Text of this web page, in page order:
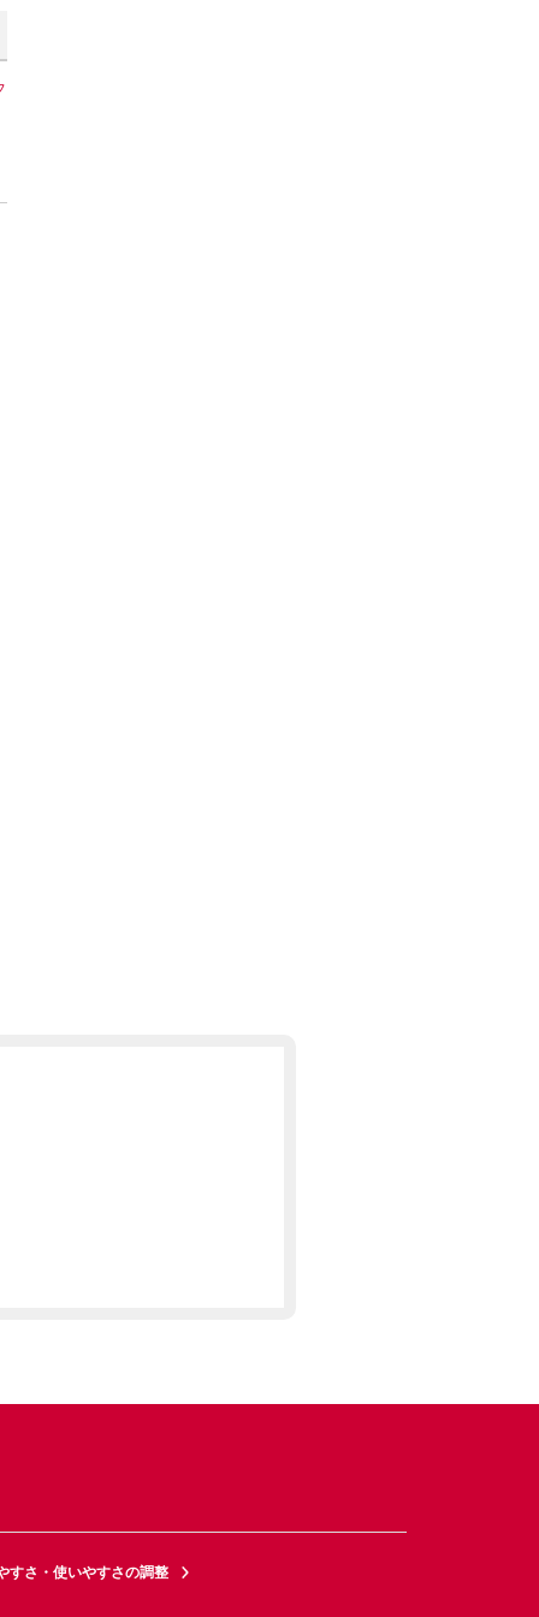
すさ・使いやすさの調整